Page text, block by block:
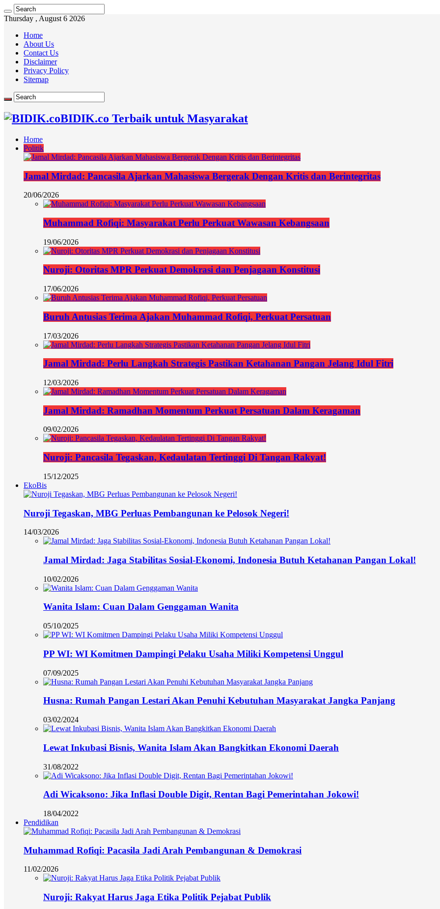
Thursday , August 6 2026
Home
About Us
Contact Us
Disclaimer
Privacy Policy
Sitemap
BIDIK.co Terbaik untuk Masyarakat
Home
Politik
Jamal Mirdad: Pancasila Ajarkan Mahasiswa Bergerak Dengan Kritis dan Berintegritas
20/06/2026
Muhammad Rofiqi: Masyarakat Perlu Perkuat Wawasan Kebangsaan
19/06/2026
Nuroji: Otoritas MPR Perkuat Demokrasi dan Penjagaan Konstitusi
17/06/2026
Buruh Antusias Terima Ajakan Muhammad Rofiqi, Perkuat Persatuan
17/03/2026
Jamal Mirdad: Perlu Langkah Strategis Pastikan Ketahanan Pangan Jelang Idul Fitri
12/03/2026
Jamal Mirdad: Ramadhan Momentum Perkuat Persatuan Dalam Keragaman
09/02/2026
Nuroji: Pancasila Tegaskan, Kedaulatan Tertinggi Di Tangan Rakyat!
15/12/2025
EkoBis
Nuroji Tegaskan, MBG Perluas Pembangunan ke Pelosok Negeri!
14/03/2026
Jamal Mirdad: Jaga Stabilitas Sosial-Ekonomi, Indonesia Butuh Ketahanan Pangan Lokal!
10/02/2026
Wanita Islam: Cuan Dalam Genggaman Wanita
05/10/2025
PP WI: WI Komitmen Dampingi Pelaku Usaha Miliki Kompetensi Unggul
07/09/2025
Husna: Rumah Pangan Lestari Akan Penuhi Kebutuhan Masyarakat Jangka Panjang
03/02/2024
Lewat Inkubasi Bisnis, Wanita Islam Akan Bangkitkan Ekonomi Daerah
31/08/2022
Adi Wicaksono: Jika Inflasi Double Digit, Rentan Bagi Pemerintahan Jokowi!
18/04/2022
Pendidikan
Muhammad Rofiqi: Pacasila Jadi Arah Pembangunan & Demokrasi
11/02/2026
Nuroji: Rakyat Harus Jaga Etika Politik Pejabat Publik